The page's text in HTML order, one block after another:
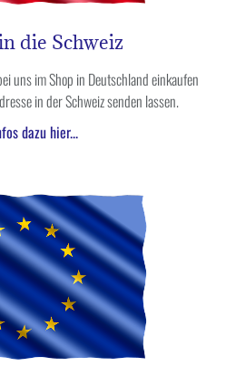
die Schweiz
uns im Shop in Deutschland einkaufen
in der Schweiz senden lassen.
dazu hier...